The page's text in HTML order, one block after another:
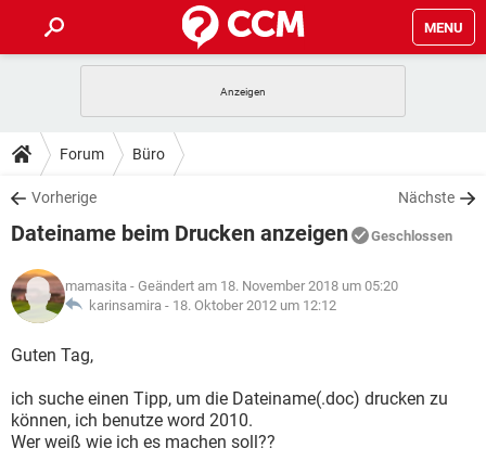
MENU
ANDROID
WINDOWS 10
WHATSAPP TIKTOK
FACEBOOK
TIPPS & TRICKS
SPIELE
WHATSAPP TIKTOK
FACEBOOK
DOWNLOADS
SPIELE STREAMING
ANDROID
WINDOWS 10 INSTAGRAM
WHATSAPP
SPIELE STREAMING
ANDROID
WINDOWS 10
WHATSAPP TIKTOK
FACEBOOK HARDWARE
LEXIKON
SPIELE
WINDOWS 10
Forum Büro
Vorherige Nächste
Dateiname beim Drucken anzeigen Geschlossen
mamasita - Geändert am 18. November 2018 um 05:20
karinsamira - 18. Oktober 2012 um 12:12
Guten Tag,
ich suche einen Tipp, um die Dateiname(.doc) drucken zu
können, ich benutze word 2010.
Wer weiß wie ich es machen soll??